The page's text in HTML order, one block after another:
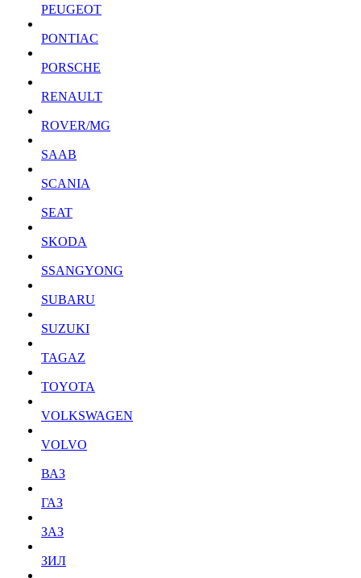
PEUGEOT
PONTIAC
PORSCHE
RENAULT
ROVER/MG
SAAB
SCANIA
SEAT
SKODA
SSANGYONG
SUBARU
SUZUKI
TAGAZ
TOYOTA
VOLKSWAGEN
VOLVO
ВАЗ
ГАЗ
ЗАЗ
ЗИЛ